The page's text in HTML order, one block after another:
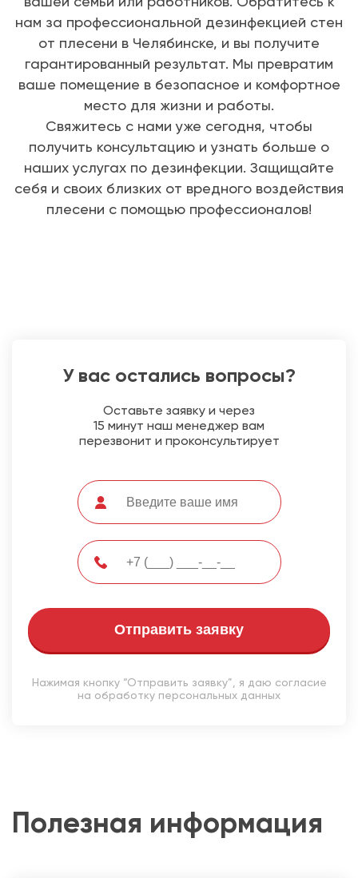
нам за профессиональной дезинфекцией стен
от плесени в Челябинске, и вы получите
гарантированный результат. Мы превратим
ваше помещение в безопасное и комфортное
место для жизни и работы.
Свяжитесь с нами уже сегодня, чтобы
получить консультацию и узнать больше о
наших услугах по дезинфекции. Защищайте
себя и своих близких от вредного воздействия
плесени с помощью профессионалов!
У вас остались вопросы?
Оставьте заявку и через
15 минут наш менеджер вам
перезвонит и проконсультирует
Отправить заявку
Нажимая кнопку “Отправить заявку”, я даю согласие
на обработку персональных данных
Полезная информация